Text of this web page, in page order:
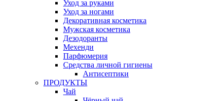
Уход за руками
Уход за ногами
Декоративная косметика
Мужская косметика
Дезодоранты
Мехенди
Парфюмерия
Средства личной гигиены
Антисептики
ПРОДУКТЫ
Чай